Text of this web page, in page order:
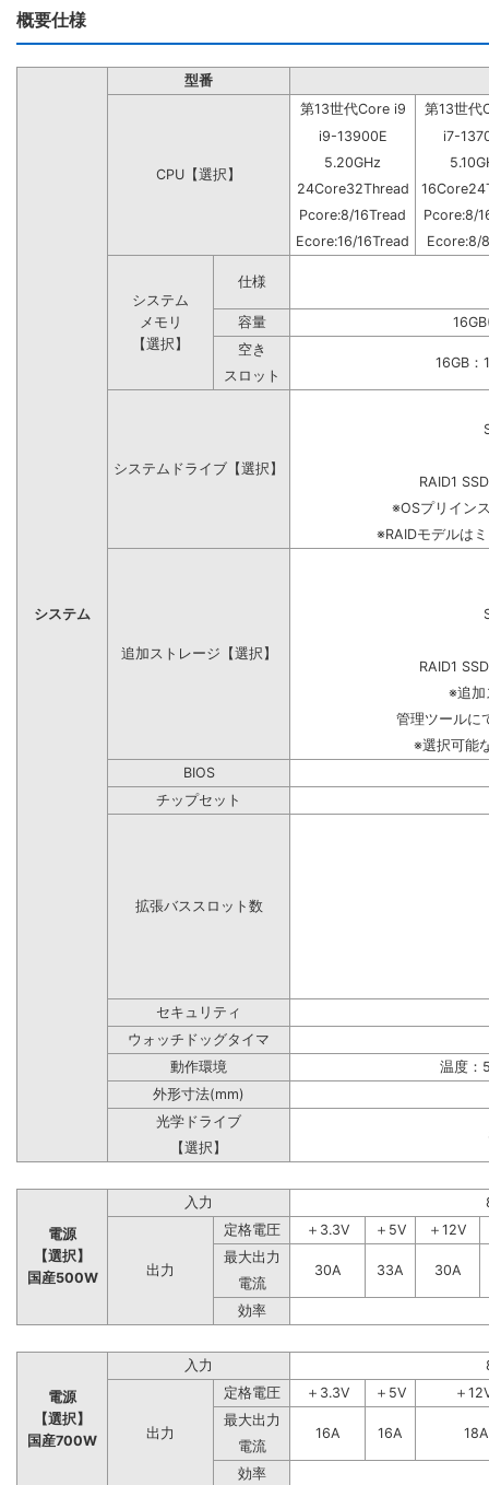
概要仕様
システム
型番
CPU【選択】
第13世代Core i9
第13世代
i9-13900E
i7-
5.20GHz
24Core32Thread
Pcore:8/16Tread
Pcore:8/
Ecore:16/16Tread
Ecore:8/
システム
メモリ
【選択】
仕様
容量
空き
16GB
スロット
システムドライブ【選択】
RAID1
※OSプリイン
※RAIDモデルは
追加ストレージ【選択】
RAID1
※追加
管理ツールに
※選択可能
BIOS
チップセット
拡張バススロット数
セキュリティ
ウォッチドッグタイマ
動作環境
温度：
外形寸法(mm)
光学ドライブ
【選択】
電源
【選択】
国産500W
入力
出力
定格電圧 ＋3.3V ＋5V
＋12V
最大出力
30A
33A
30A
電流
効率
電源
【選択】
国産700W
入力
出力
定格電圧 ＋3.3V ＋5V
＋
最大出力
16A
16A
18A
電流
効率